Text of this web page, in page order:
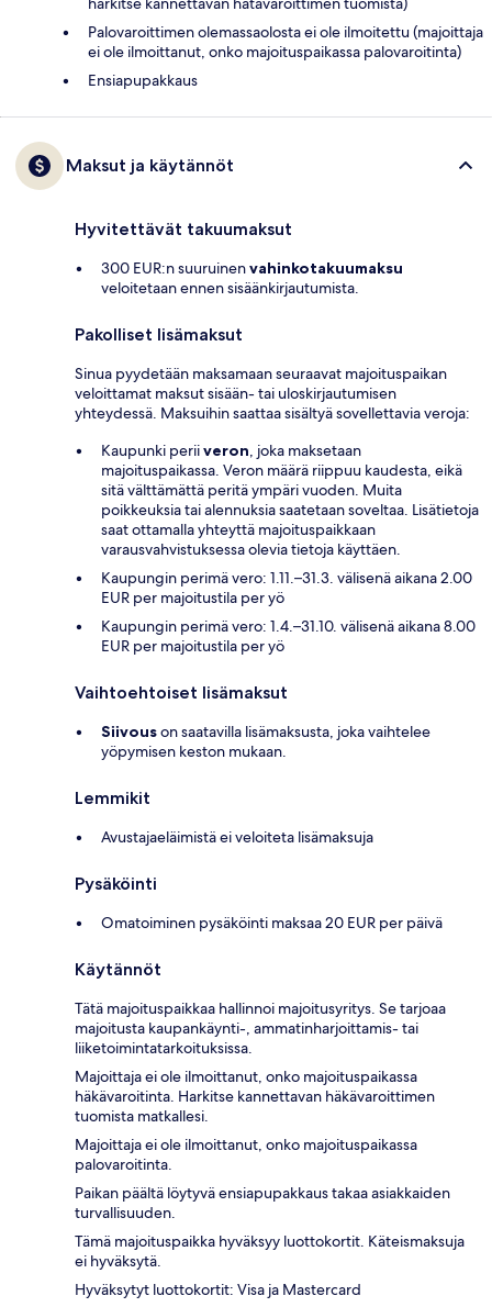
Palovaroittimen olemassaolosta ei ole ilmoitettu (majoittaja
ei ole ilmoittanut, onko majoituspaikassa palovaroitinta)
Ensiapupakkaus
Maksut ja käytännöt
Hyvitettävät takuumaksut
300 EUR:n suuruinenvahinkotakuumaksu
veloitetaan ennen sisäänkirjautumista.
Pakolliset lisämaksut
Sinua pyydetään maksamaan seuraavat majoituspaikan
veloittamat maksut sisään- tai uloskirjautumisen
yhteydessä. Maksuihin saattaa sisältyä sovellettavia veroja:
Kaupunki periiveron, joka maksetaan
majoituspaikassa. Veron määrä riippuu kaudesta, eikä
sitä välttämättä peritä ympäri vuoden. Muita
poikkeuksia tai alennuksia saatetaan soveltaa. Lisätietoja
saat ottamalla yhteyttä majoituspaikkaan
varausvahvistuksessa olevia tietoja käyttäen.
Kaupungin perimä vero: 1.11.–31.3. välisenä aikana 2.00
EUR per majoitustila per yö
Kaupungin perimä vero: 1.4.–31.10. välisenä aikana 8.00
EUR per majoitustila per yö
Vaihtoehtoiset lisämaksut
Siivouson saatavilla lisämaksusta, joka vaihtelee
yöpymisen keston mukaan.
Lemmikit
Avustajaeläimistä ei veloiteta lisämaksuja
Pysäköinti
Omatoiminen pysäköinti maksaa 20 EUR per päivä
Käytännöt
Tätä majoituspaikkaa hallinnoi majoitusyritys. Se tarjoaa
majoitusta kaupankäynti-, ammatinharjoittamis- tai
liiketoimintatarkoituksissa.
Majoittaja ei ole ilmoittanut, onko majoituspaikassa
häkävaroitinta. Harkitse kannettavan häkävaroittimen
tuomista matkallesi.
Majoittaja ei ole ilmoittanut, onko majoituspaikassa
palovaroitinta.
Paikan päältä löytyvä ensiapupakkaus takaa asiakkaiden
turvallisuuden.
Tämä majoituspaikka hyväksyy luottokortit. Käteismaksuja
ei hyväksytä.
Hyväksytyt luottokortit: Visa ja Mastercard